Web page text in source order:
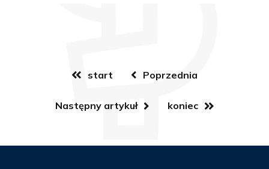
start Poprzednia
Następny artykuł koniec